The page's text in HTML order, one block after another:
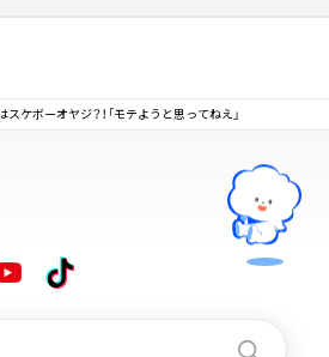
ケボーオヤジ？！「モテようと思ってねえ」